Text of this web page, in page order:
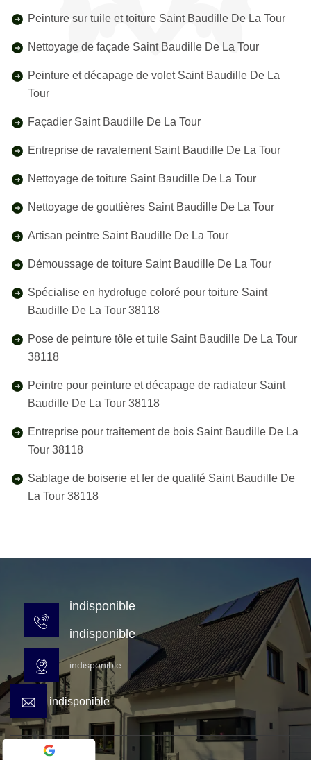
Peinture sur tuile et toiture Saint Baudille De La Tour
Nettoyage de façade Saint Baudille De La Tour
Peinture et décapage de volet Saint Baudille De La
Tour
Façadier Saint Baudille De La Tour
Entreprise de ravalement Saint Baudille De La Tour
Nettoyage de toiture Saint Baudille De La Tour
Nettoyage de gouttières Saint Baudille De La Tour
Artisan peintre Saint Baudille De La Tour
Démoussage de toiture Saint Baudille De La Tour
Spécialise en hydrofuge coloré pour toiture Saint
Baudille De La Tour 38118
Pose de peinture tôle et tuile Saint Baudille De La Tour
38118
Peintre pour peinture et décapage de radiateur Saint
Baudille De La Tour 38118
Entreprise pour traitement de bois Saint Baudille De La
Tour 38118
Sablage de boiserie et fer de qualité Saint Baudille De
La Tour 38118
indisponible
indisponible
indisponible
indisponible